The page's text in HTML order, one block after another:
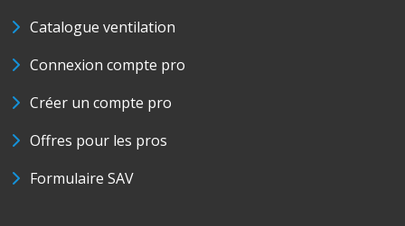
Catalogue ventilation
Connexion compte pro
Créer un compte pro
Offres pour les pros
Formulaire SAV